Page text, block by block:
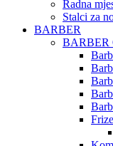
Radna
Stalci za
BARBER
BARBER